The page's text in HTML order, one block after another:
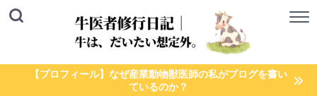
【プロフィール】なぜ産業動物獣医師の私がブログを書い
ているのか？